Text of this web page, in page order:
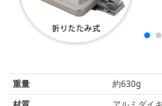
重量
約630g